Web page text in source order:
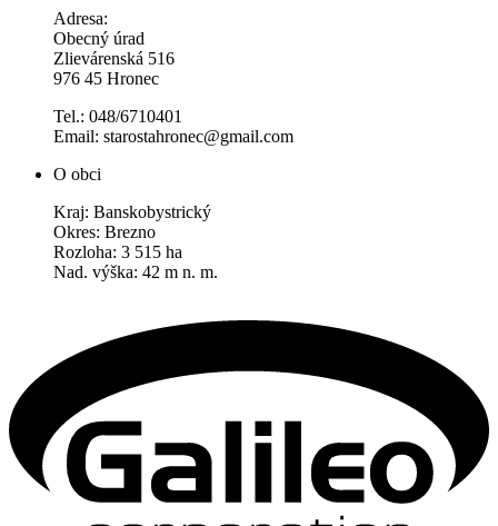
Adresa:
Obecný úrad
Zlievárenská 516
976 45 Hronec
Tel.: 048/6710401
Email: starostahronec@gmail.com
O obci
Kraj: Banskobystrický
Okres: Brezno
Rozloha: 3 515 ha
Nad. výška: 42 m n. m.